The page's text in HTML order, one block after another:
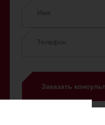
Заказать